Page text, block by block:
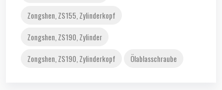
Zongshen, ZS155, Zylinderkopf
Zongshen, ZS190, Zylinder
Zongshen, ZS190, Zylinderkopf
Ölablasschraube